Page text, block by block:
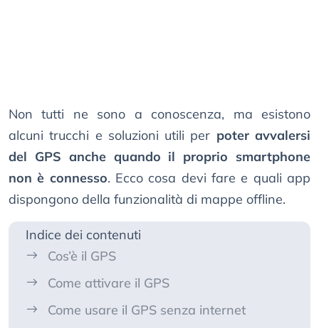
Non tutti ne sono a conoscenza, ma esistono
alcuni trucchi e soluzioni utili per poter avvalersi
del GPS anche quando il proprio smartphone
non è connesso. Ecco cosa devi fare e quali app
dispongono della funzionalità di mappe offline.
Indice dei contenuti
Cos’è il GPS
Come attivare il GPS
Come usare il GPS senza internet